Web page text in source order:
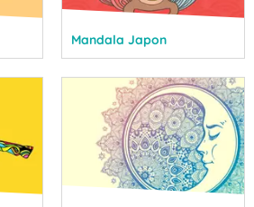
Mandala Japon